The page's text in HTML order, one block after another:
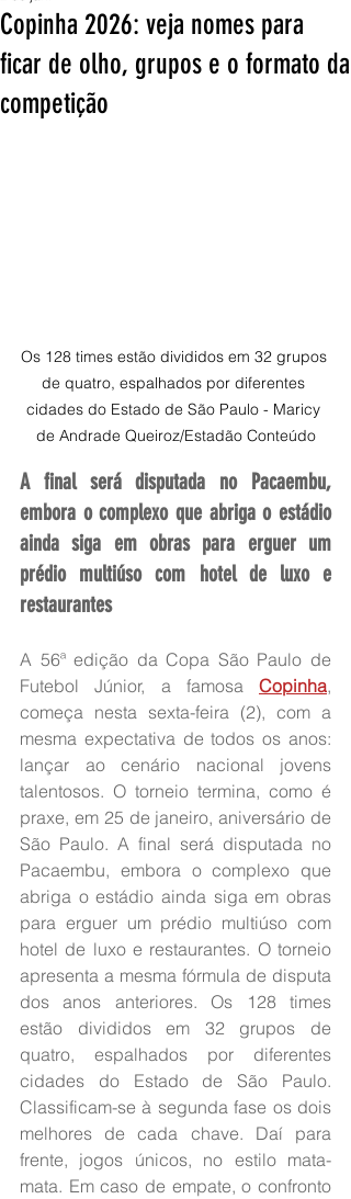
Copinha 2026: veja nomes para
ficar de olho, grupos e o formato da
competição
Os 128 times estão divididos em 32 grupos
de quatro, espalhados por diferentes
cidades do Estado de São Paulo - Maricy
de Andrade Queiroz/Estadão Conteúdo
A final será disputada no Pacaembu,
embora o complexo que abriga o estádio
ainda siga em obras para erguer um
prédio multiúso com hotel de luxo e
restaurantes
A 56ª edição da Copa São Paulo de
Futebol Júnior, a famosa Copinha,
começa nesta sexta-feira (2), com a
mesma expectativa de todos os anos:
lançar ao cenário nacional jovens
talentosos. O torneio termina, como é
praxe, em 25 de janeiro, aniversário de
São Paulo. A final será disputada no
Pacaembu, embora o complexo que
abriga o estádio ainda siga em obras
para erguer um prédio multiúso com
hotel de luxo e restaurantes. O torneio
apresenta a mesma fórmula de disputa
dos anos anteriores. Os 128 times
estão divididos em 32 grupos de
quatro, espalhados por diferentes
cidades do Estado de São Paulo.
Classificam-se à segunda fase os dois
melhores de cada chave. Daí para
frente, jogos únicos, no estilo mata-
mata. Em caso de empate, o confronto